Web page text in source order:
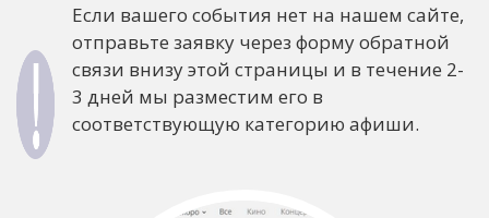
Если вашего события нет на нашем сайте,
отправьте заявку через форму обратной
связи внизу этой страницы и в течение 2-
3 дней мы разместим его в
соответствующую категорию афиши.